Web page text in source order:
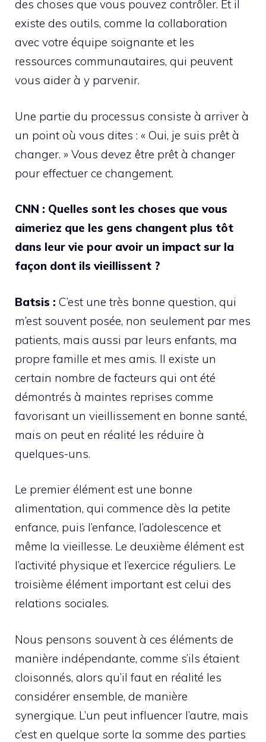
des choses que vous pouvez contrôler. Et il
existe des outils, comme la collaboration
avec votre équipe soignante et les
ressources communautaires, qui peuvent
vous aider à y parvenir.
Une partie du processus consiste à arriver à
un point où vous dites : « Oui, je suis prêt à
changer. » Vous devez être prêt à changer
pour effectuer ce changement.
CNN : Quelles sont les choses que vous
aimeriez que les gens changent plus tôt
dans leur vie pour avoir un impact sur la
façon dont ils vieillissent ?
Batsis : C’est une très bonne question, qui
m’est souvent posée, non seulement par mes
patients, mais aussi par leurs enfants, ma
propre famille et mes amis. Il existe un
certain nombre de facteurs qui ont été
démontrés à maintes reprises comme
favorisant un vieillissement en bonne santé,
mais on peut en réalité les réduire à
quelques-uns.
Le premier élément est une bonne
alimentation, qui commence dès la petite
enfance, puis l’enfance, l’adolescence et
même la vieillesse. Le deuxième élément est
l’activité physique et l’exercice réguliers. Le
troisième élément important est celui des
relations sociales.
Nous pensons souvent à ces éléments de
manière indépendante, comme s’ils étaient
cloisonnés, alors qu’il faut en réalité les
considérer ensemble, de manière
synergique. L’un peut influencer l’autre, mais
c’est en quelque sorte la somme des parties